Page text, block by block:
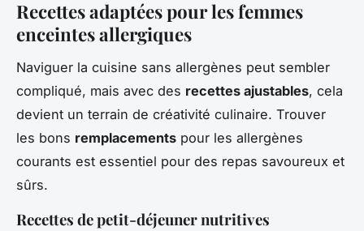
Recettes adaptées pour les femmes
enceintes allergiques
Naviguer la cuisine sans allergènes peut sembler
compliqué, mais avec des recettes ajustables, cela
devient un terrain de créativité culinaire. Trouver
les bons remplacements pour les allergènes
courants est essentiel pour des repas savoureux et
sûrs.
Recettes de petit-déjeuner nutritives